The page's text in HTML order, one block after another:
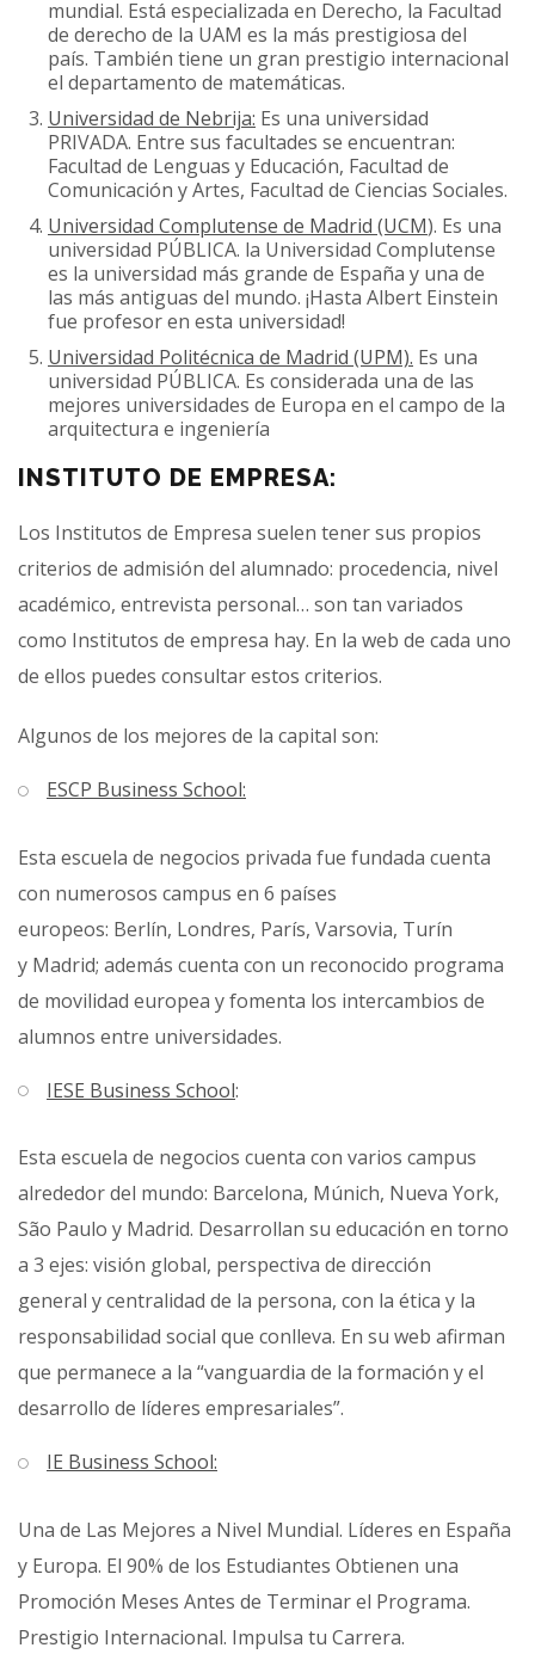
mundial. Está especializada en Derecho, la Facultad
de derecho de la UAM es la más prestigiosa del
país. También tiene un gran prestigio internacional
el departamento de matemáticas.
Universidad de Nebrija: Es una universidad
PRIVADA. Entre sus facultades se encuentran:
Facultad de Lenguas y Educación, Facultad de
Comunicación y Artes, Facultad de Ciencias Sociales.
Universidad Complutense de Madrid (UCM). Es una
universidad PÚBLICA. la Universidad Complutense
es la universidad más grande de España y una de
las más antiguas del mundo. ¡Hasta Albert Einstein
fue profesor en esta universidad!
Universidad Politécnica de Madrid (UPM). Es una
universidad PÚBLICA. Es considerada una de las
mejores universidades de Europa en el campo de la
arquitectura e ingeniería
INSTITUTO DE EMPRESA:
Los Institutos de Empresa suelen tener sus propios
criterios de admisión del alumnado: procedencia, nivel
académico, entrevista personal… son tan variados
como Institutos de empresa hay. En la web de cada uno
de ellos puedes consultar estos criterios.
Algunos de los mejores de la capital son:
ESCP Business School:
Esta escuela de negocios privada fue fundada cuenta
con numerosos campus en 6 países
europeos: Berlín, Londres, París, Varsovia, Turín
y Madrid; además cuenta con un reconocido programa
de movilidad europea y fomenta los intercambios de
alumnos entre universidades.
IESE Business School:
Esta escuela de negocios cuenta con varios campus
alrededor del mundo: Barcelona, Múnich, Nueva York,
São Paulo y Madrid. Desarrollan su educación en torno
a 3 ejes: visión global, perspectiva de dirección
general y centralidad de la persona, con la ética y la
responsabilidad social que conlleva. En su web afirman
que permanece a la “vanguardia de la formación y el
desarrollo de líderes empresariales”.
IE Business School:
Una de Las Mejores a Nivel Mundial. Líderes en España
y Europa. El 90% de los Estudiantes Obtienen una
Promoción Meses Antes de Terminar el Programa.
Prestigio Internacional. Impulsa tu Carrera.